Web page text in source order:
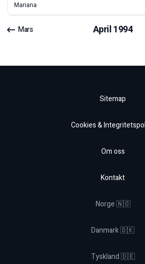
Mariana
Mars April1994
Sitemap
Cookies &
Om oss
Kontakt
Norge 🇳🇴
Danmark 🇩🇰
Tyskland 🇩🇪